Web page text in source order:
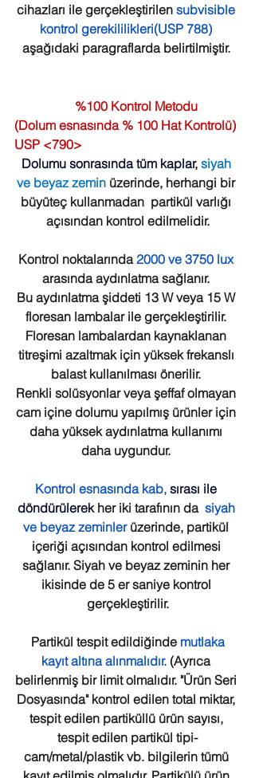
cihazları ile gerçekleştirilen subvisible
kontrol gerekililikleri(USP 788)
aşağıdaki paragraflarda belirtilmiştir.
%100 Kontrol Metodu
(Dolum esnasında % 100 Hat Kontrolü)
USP <790>
Dolumu sonrasında tüm kaplar, siyah
ve beyaz zemin üzerinde, herhangi bir
büyüteç kullanmadan  partikül varlığı
açısından kontrol edilmelidir.
Kontrol noktalarında 2000 ve 3750 lux
arasında aydınlatma sağlanır.
Bu aydınlatma şiddeti 13 W veya 15 W
floresan lambalar ile gerçekleştirilir.
Floresan lambalardan kaynaklanan
titreşimi azaltmak için yüksek frekanslı
balast kullanılması önerilir.
Renkli solüsyonlar veya şeffaf olmayan
cam içine dolumu yapılmış ürünler için
daha yüksek aydınlatma kullanımı
daha uygundur.
Kontrol esnasında kab, sırası ile
döndürülerek her iki tarafının da siyah
ve beyaz zeminler üzerinde, partikül
içeriği açısından kontrol edilmesi
sağlanır. Siyah ve beyaz zeminin her
ikisinde de 5 er saniye kontrol
gerçekleştirilir.
Partikül tespit edildiğinde mutlaka
kayıt altına alınmalıdır. (Ayrıca
belirlenmiş bir limit olmalıdır. "Ürün Seri
Dosyasında" kontrol edilen total miktar,
tespit edilen partiküllü ürün sayısı,
tespit edilen partikül tipi-
cam/metal/plastik vb. bilgilerin tümü